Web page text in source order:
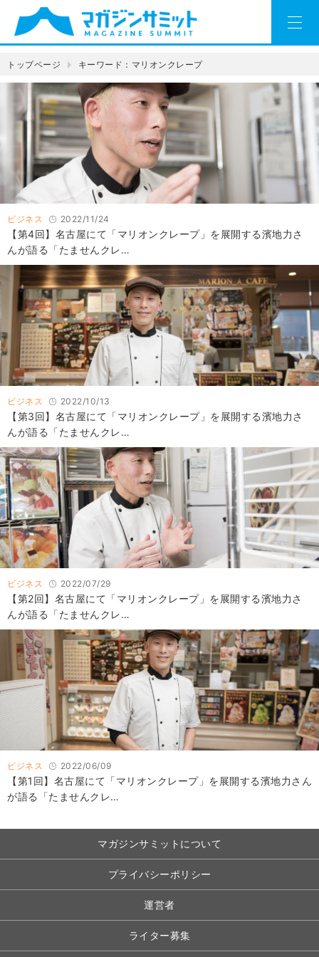
トップページ キーワード：マリオンクレープ
ビジネス 2022/11/24
【第4回】名古屋にて「マリオンクレープ」を展開する濱地力さ
んが語る「たませんクレ…
ビジネス 2022/10/13
【第3回】名古屋にて「マリオンクレープ」を展開する濱地力さ
んが語る「たませんクレ…
ビジネス 2022/07/29
【第2回】名古屋にて「マリオンクレープ」を展開する濱地力さ
んが語る「たませんクレ…
ビジネス 2022/06/09
【第1回】名古屋にて「マリオンクレープ」を展開する濱地力さん
が語る「たませんクレ…
マガジンサミットについて
プライバシーポリシー
運営者
ライター募集